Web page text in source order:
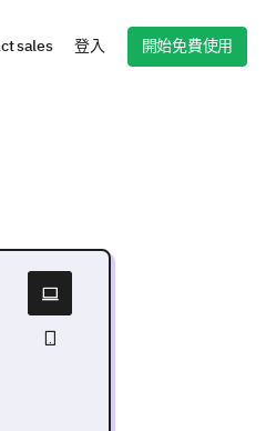
sales 登入 開始免費使用